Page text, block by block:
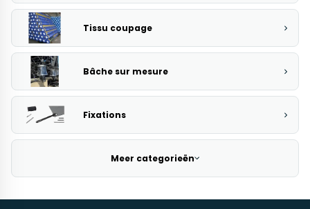
Tissu coupage
Bâche sur mesure
Fixations
Meer categorieën